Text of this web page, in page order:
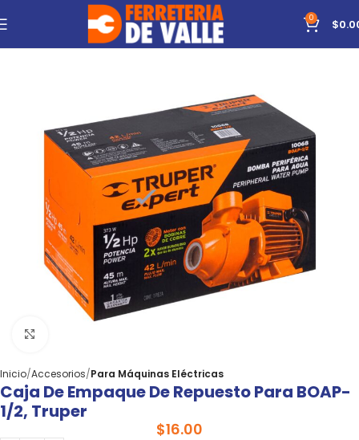
0 $
Inicio Accesorios Para Máquinas Eléctricas
Caja De Empaque De Repuesto Para BOAP-
1/2, Truper
$16.00